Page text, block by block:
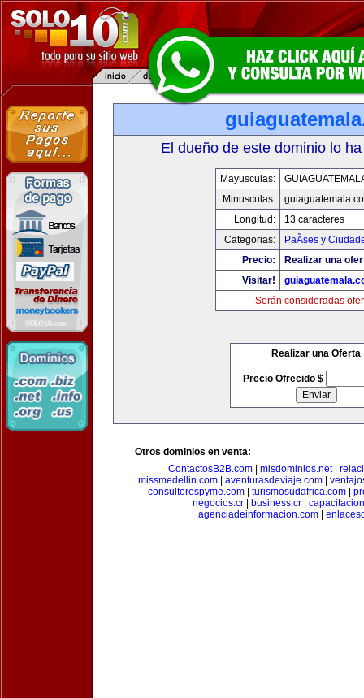
El dueño de este dominio lo
Mayusculas:
Minusculas:
Longitud:
13 caracteres
Categorias:
PaÃ­ses y
Precio:
Realizar una
Visitar!
Serán consideradas
Realizar una Oferta
Precio Ofrecido $
Otros dominios en venta:
ContactosB2B.com
misdominios.net|
missmedellin.com
aventurasdeviaje.com
consultorespyme.com| turismosudafrica.com|
negocios.cr| business.cr|
agenciadeinformacion.com